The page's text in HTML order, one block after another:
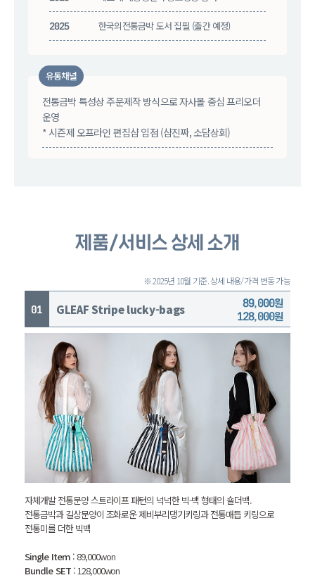
2025 한국의전통금박 도서 집필 (출간 예정)
유통채널
전통금박 특성상 주문제작 방식으로 자사몰 중심 프리오더
운영
* 시즌제 오프라인 편집샵 입점 (샵진짜, 소담상회)
제품/서비스 상세 소개
※ 2025년 10월 기준. 상세 내용/가격 변동 가능
GLEAF Stripe lucky-bags
89,000원
128,000원
자체개발 전통문양 스트라이프 패턴의 넉넉한 빅-백 형태의 숄더백.
전통금박과 길상문양이 조화로운 제비부리댕기키링과 전통매듭 키링으로
전통미를 더한 빅백
Single Item : 89,000won
Bundle SET: 128,000won